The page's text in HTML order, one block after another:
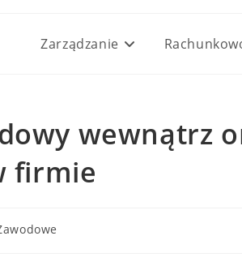
Zarządzanie
wewnątrz
firmie